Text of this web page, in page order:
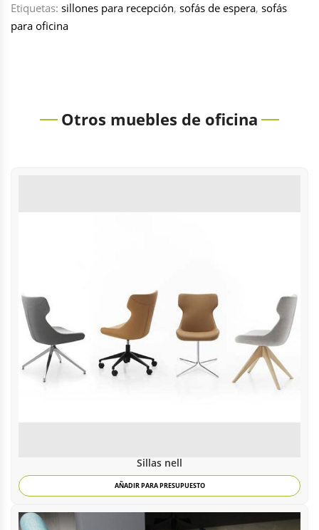
Etiquetas: sillones para recepción, sofás de espera, sofás
para oficina
Otros muebles de oficina
Sillas nell
AÑADIR PARA PRESUPUESTO